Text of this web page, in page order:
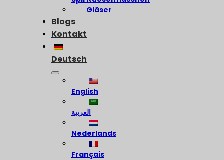
Gläser
Blogs
Kontakt
Deutsch
English
العربية
Nederlands
Français